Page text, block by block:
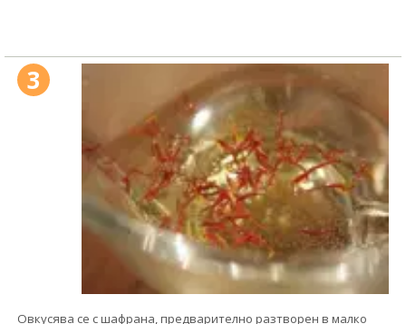
3
Овкусява се с шафрана, предварително разтворен в малко